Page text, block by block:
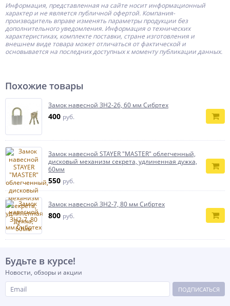
Информация, представленная на сайте носит информационный
характер и не является публичной офертой. Компания-
производитель вправе изменять параметры продукции без
дополнительного уведомления. Информация о технических
характеристиках, комплекте поставки, стране изготовления и
внешнем виде товара может отличаться от фактической и
основывается на последних доступных к моменту публикации данных.
Похожие товары
Замок навесной ЗН2-26, 60 мм Сибртех
400 руб.
Замок навесной STAYER ″MASTER″ облегченный,
дисковый механизм секрета, удлиненная дужка,
60мм
550 руб.
Замок навесной ЗН2-7, 80 мм Сибртех
800 руб.
Будьте в курсе!
Новости, обзоры и акции
ПОДПИСАТЬСЯ